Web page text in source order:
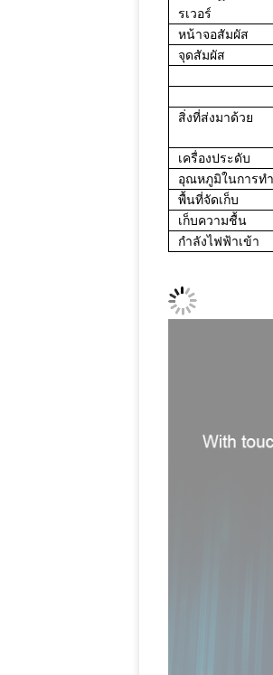
รเวอร์
หน้าจอสัมผัส
จุดสัมผัส
สิ่งที่ส่งมาด้วย
เครื่องประดับ
อุณหภูมิในการท
พื้นที่จัดเก็บ
เก็บความชื้น
กำลังไฟฟ้าเข้า